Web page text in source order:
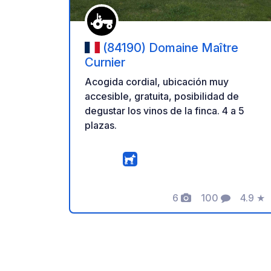
(84190) Domaine Maître
Curnier
Acogida cordial, ubicación muy
accesible, gratuita, posibilidad de
degustar los vinos de la finca. 4 a 5
plazas.
6
Fotos
100
Comentarios
4.9 ★